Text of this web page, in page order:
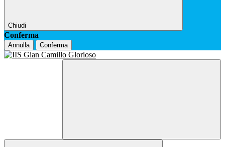
Chiudi
Conferma
Annulla Conferma